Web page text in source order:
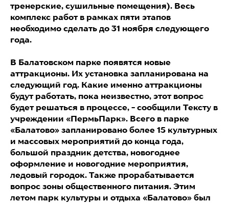
тренерские, сушильные помещения). Весь
комплекс работ в рамках пяти этапов
необходимо сделать до 31 ноября следующего
года.
В Балатовском парке появятся новые
аттракционы. Их установка запланирована на
следующий год. Какие именно аттракционы
будут работать, пока неизвестно, этот вопрос
будет решаться в процессе, - сообщили Тексту в
учреждении «ПермьПарк». Всего в парке
«Балатово» запланировано более 15 культурных
и массовых мероприятий до конца года,
большой праздник детства, новогоднее
оформление и новогодние мероприятия,
ледовый городок. Также прорабатывается
вопрос зоны общественного питания. Этим
летом парк культуры и отдыха «Балатово» был